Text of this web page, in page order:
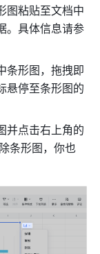
图粘贴至文档中
。具体信息请参
条形图，拖拽即
悬停至条形图的
条形图，你也